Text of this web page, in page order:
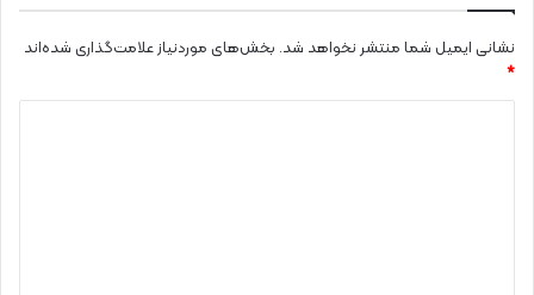
نشانی ایمیل شما منتشر نخواهد شد. بخش‌های موردنیاز علامت‌گذاری شده‌اند
*